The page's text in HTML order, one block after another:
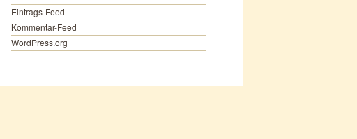
Eintrags-Feed
Kommentar-Feed
WordPress.org